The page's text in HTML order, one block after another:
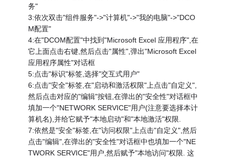
务"
3:依次双击"组件服务"->"计算机"->"我的电脑"->"DCO
M配置"
4:在"DCOM配置"中找到"Microsoft Excel 应用程序",在
它上面点击右键,然后点击"属性",弹出"Microsoft Excel
应用程序属性"对话框
5:点击"标识"标签,选择"交互式用户"
6:点击"安全"标签,在"启动和激活权限"上点击"自定义",
然后点击对应的"编辑"按钮,在弹出的"安全性"对话框中
填加一个"NETWORK SERVICE"用户(注意要选择本计
算机名),并给它赋予"本地启动"和"本地激活"权限.
7:依然是"安全"标签,在"访问权限"上点击"自定义",然后
点击"编辑",在弹出的"安全性"对话框中也填加一个"NE
TWORK SERVICE"用户,然后赋予"本地访问"权限. 这